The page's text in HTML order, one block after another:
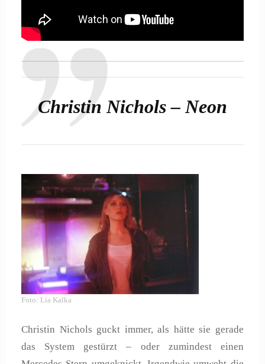
Christin Nichols – Neon
Foto: Lia Kalka
Christin Nichols guckt immer, als hätte sie gerade
das System gestürzt – oder zumindest einen